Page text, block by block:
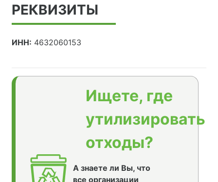
РЕКВИЗИТЫ
ИНН: 4632060153
Ищете, где
утилизировать
отходы?
А знаете ли Вы, что
все организации